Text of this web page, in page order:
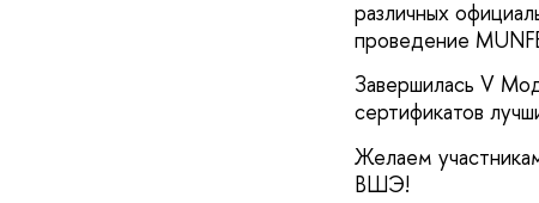
различных
проведение
Завершилась V
сертификатов
Желаем
ВШЭ!